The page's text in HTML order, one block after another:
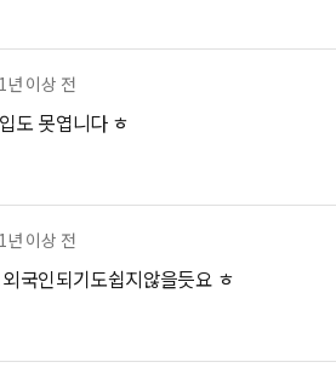
년 이상 전
도 못엽니다 ㅎ
년 이상 전
국인되기도쉽지않을듯요 ㅎ